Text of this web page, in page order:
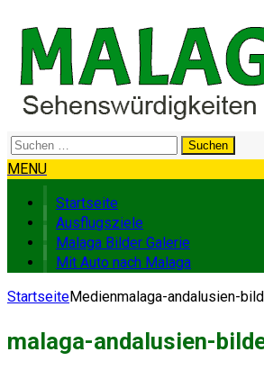
Suchen
nach:
MENU
Startseite
Ausflugsziele
Malaga Bilder Galerie
Mit Auto nach Malaga
StartseiteMedienmalaga-andalusien-
malaga-andalusien-